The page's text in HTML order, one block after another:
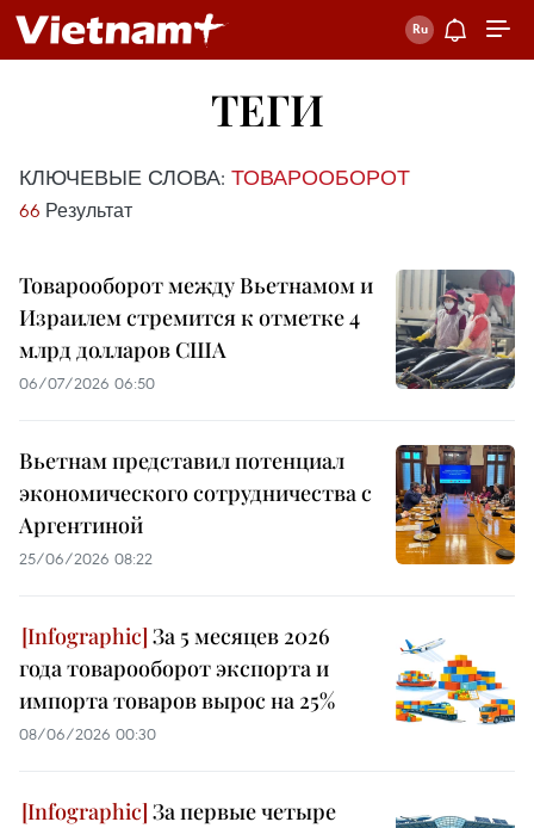
ТЕГИ
КЛЮЧЕВЫЕ СЛОВА: ТОВАРООБОРОТ
66 Результат
Товарооборот между Вьетнамом и
Израилем стремится к отметке 4
млрд долларов США
06/07/2026 06:50
Вьетнам представил потенциал
экономического сотрудничества с
Аргентиной
25/06/2026 08:22
За 5 месяцев 2026
года товарооборот экспорта и
импорта товаров вырос на 25%
08/06/2026 00:30
За первые четыре